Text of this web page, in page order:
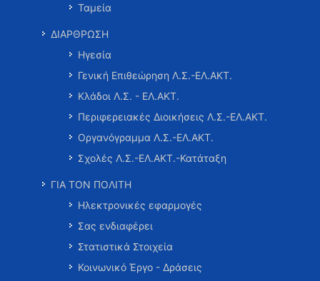
Ταμεία
ΔΙΑΡΘΡΩΣΗ
Ηγεσία
Γενική Επιθεώρηση Λ.Σ.-ΕΛ.ΑΚΤ.
Κλάδοι Λ.Σ. - ΕΛ.ΑΚΤ.
Περιφερειακές Διοικήσεις Λ.Σ.-ΕΛ.ΑΚΤ.
Οργανόγραμμα Λ.Σ.-ΕΛ.ΑΚΤ.
Σχολές Λ.Σ.-ΕΛ.ΑΚΤ.-Κατάταξη
ΓΙΑ ΤΟΝ ΠΟΛΙΤΗ
Ηλεκτρονικές εφαρμογές
Σας ενδιαφέρει
Στατιστικά Στοιχεία
Κοινωνικό Έργο - Δράσεις